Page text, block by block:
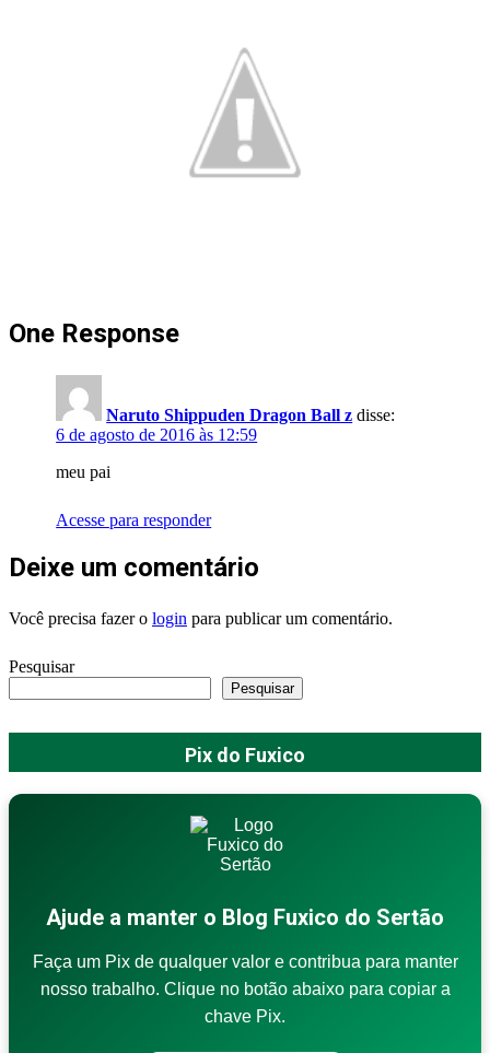
One Response
Naruto Shippuden Dragon Ball z disse:
6 de agosto de 2016 às 12:59
meu pai
Acesse para responder
Deixe um comentário
Você precisa fazer o login para publicar um comentário.
Pesquisar
Pesquisar
Pix do Fuxico
Ajude a manter o Blog Fuxico do Sertão
Faça um Pix de qualquer valor e contribua para manter
nosso trabalho. Clique no botão abaixo para copiar a
chave Pix.